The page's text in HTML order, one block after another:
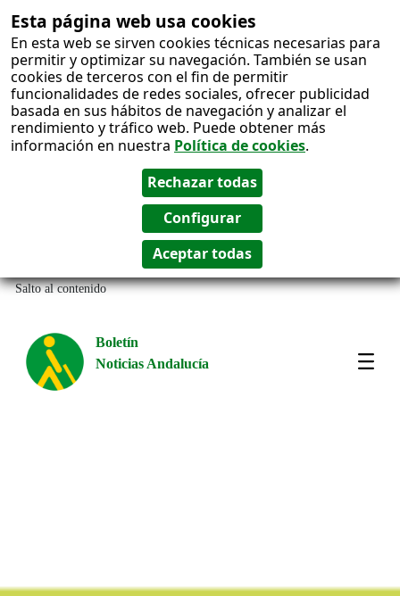
Esta página web usa cookies
En esta web se sirven cookies técnicas necesarias para
permitir y optimizar su navegación. También se usan
cookies de terceros con el fin de permitir
funcionalidades de redes sociales, ofrecer publicidad
basada en sus hábitos de navegación y analizar el
rendimiento y tráfico web. Puede obtener más
información en nuestra Política de cookies.
Salto al contenido
Boletín
Noticias Andalucía